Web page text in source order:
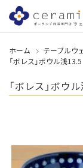
ホーム テーブルウ
「ボレス」ボウル浅13.5
「ボレス」ボウ